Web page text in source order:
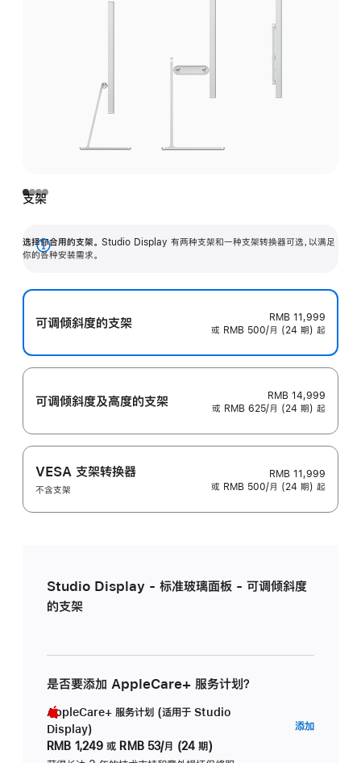
支架
选择你合用的支架。 Studio Display 有两种支架和一种支架转换器可选，以满足
你的各种安装需求。
展
可调倾斜度的支架
RMB 11,999
或 RMB 500/月 (24 期) 起
可调倾斜度及高‍度的支‍架
RMB 14,999
或 RMB 625/月 (24 期) 起
VESA 支架转换器
不含支架
RMB 11,999
或 RMB 500/月 (24 期) 起
Studio Display - 标准玻璃面板 - 可调倾斜度
的支架
是否要添加 AppleCare+ 服务计划？
AppleCare+ 服务计划 (适用于 Studio
Display)
RMB 1,249 或 RMB 53/月 (24 期)
添加